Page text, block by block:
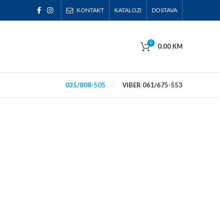
KONTAKT KATALOZI DOSTAVA
0 0.00 KM
035/808-505 VIBER 061/675-553